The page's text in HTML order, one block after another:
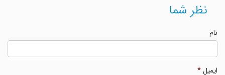
نظر شما
ایمیل*